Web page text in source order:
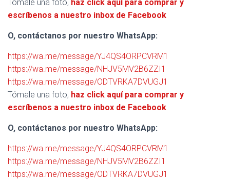
Tómale una foto, haz click aquí para comprar y
escríbenos a nuestro inbox de Facebook
O, contáctanos por nuestro WhatsApp:
https://wa.me/message/YJ4QS4ORPCVRM1
https://wa.me/message/NHJV5MV2B6ZZI1
https://wa.me/message/ODTVRKA7DVUGJ1
Tómale una foto, haz click aquí para comprar y
escríbenos a nuestro inbox de Facebook
O, contáctanos por nuestro WhatsApp:
https://wa.me/message/YJ4QS4ORPCVRM1
https://wa.me/message/NHJV5MV2B6ZZI1
https://wa.me/message/ODTVRKA7DVUGJ1